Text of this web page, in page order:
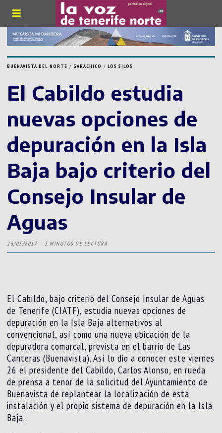
BUENAVISTA DEL NORTE / GARACHICO / LOS SILOS
El Cabildo estudia
nuevas opciones de
depuración en la Isla
Baja bajo criterio del
Consejo Insular de
Aguas
26/05/2017 3 MINUTOS DE LECTURA
El Cabildo, bajo criterio del Consejo Insular de Aguas
de Tenerife (CIATF), estudia nuevas opciones de
depuración en la Isla Baja alternativos al
convencional, así como una nueva ubicación de la
depuradora comarcal, prevista en el barrio de Las
Canteras (Buenavista). Así lo dio a conocer este viernes
26 el presidente del Cabildo, Carlos Alonso, en rueda
de prensa a tenor de la solicitud del Ayuntamiento de
Buenavista de replantear la localización de esta
instalación y el propio sistema de depuración en la Isla
Baja.